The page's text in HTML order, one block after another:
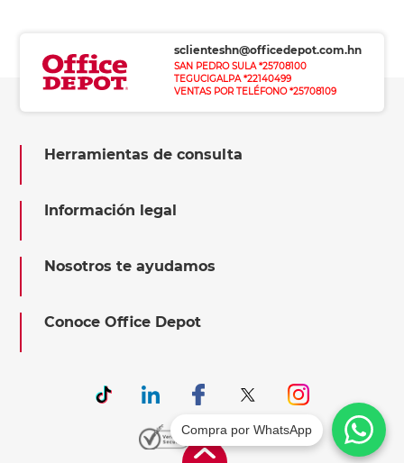
sclienteshn@officedepot.com.hn
SAN PEDRO SULA *25708100
TEGUCIGALPA *22140499
VENTAS POR TELÉFONO *25708109
Herramientas de consulta
Información legal
Nosotros te ayudamos
Conoce Office Depot
Compra por WhatsApp